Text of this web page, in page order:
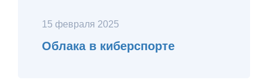
15 февраля 2025
Облака в киберспорте